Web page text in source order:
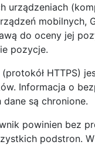
urządzeniach
mobilnych,
do oceny jej
pozycje.
HTTPS)
Informacja o
są chronione.
powinien bez
podstron.